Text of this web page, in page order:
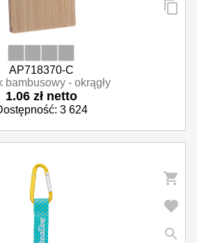
AP718370-C
bambusowy - okrągły
1.06 zł netto
3 624